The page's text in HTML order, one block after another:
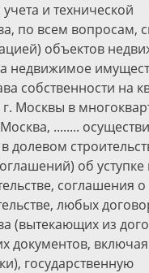
и технической
по всем вопросам,
объектов
недвижимое
собственности на
Москвы в
........
долевом
об уступке
соглашения о
любых
(вытекающих из
документов, включая
государственную